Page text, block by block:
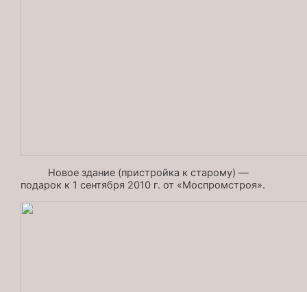
Новое здание (пристройка к старому) —
подарок к 1 сентября 2010 г. от «Моспромстроя».